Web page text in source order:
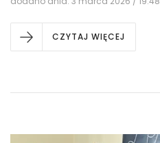
CZYTAJ WIĘCEJ